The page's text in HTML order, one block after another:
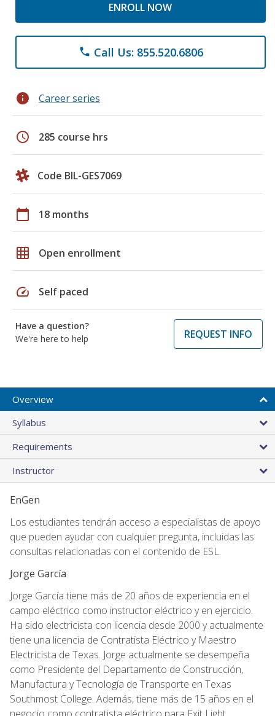
ENROLL NOW
phone Call Us: 855.520.6806
info Career series
schedule 285 course hrs
Code BIL-GES7069
calendar_today 18 months
grid_on Open enrollment
speed Self paced
Have a question?
We're here to help
REQUEST INFO
Overview
Syllabus
Requirements
Instructor
EnGen
Los estudiantes tendrán acceso a especialistas de apoyo
que pueden ayudar con cualquier pregunta, incluidas las
consultas relacionadas con el contenido de ESL.
Jorge García
Jorge García tiene más de 20 años de experiencia en el
campo eléctrico como instructor eléctrico y en ejercicio.
Ha sido electricista con licencia desde 2000 y actualmente
tiene una licencia de Contratista Eléctrico y Maestro
Electricista de Texas. Jorge actualmente se desempeña
como Presidente del Departamento de Construcción,
Manufactura y Tecnología de Transporte en Texas
Southmost College. Además, tiene más de 15 años en el